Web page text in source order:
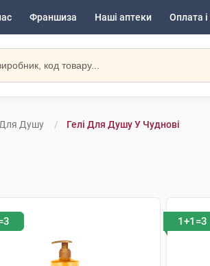
Франшиза Наші аптеки Оплата
Для Душу Гелі Для Душу У Чуднові
1+1=3